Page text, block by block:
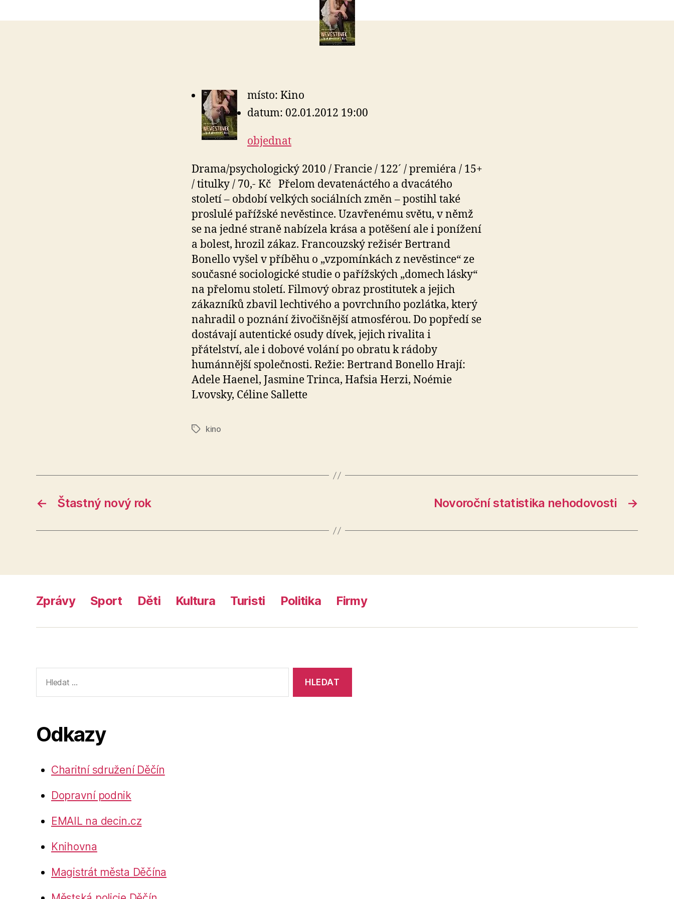
místo: Kino
datum: 02.01.2012 19:00
objednat
Drama/psychologický 2010 / Francie / 122´ / premiéra / 15+
/ titulky / 70,- Kč Přelom devatenáctého a dvacátého
století – období velkých sociálních změn – postihl také
proslulé pařížské nevěstince. Uzavřenému světu, v němž
se na jedné straně nabízela krása a potěšení ale i ponížení
a bolest, hrozil zákaz. Francouzský režisér Bertrand
Bonello vyšel v příběhu o „vzpomínkách z nevěstince“ ze
současné sociologické studie o pařížských „domech lásky“
na přelomu století. Filmový obraz prostitutek a jejich
zákazníků zbavil lechtivého a povrchního pozlátka, který
nahradil o poznání živočišnější atmosférou. Do popředí se
dostávají autentické osudy dívek, jejich rivalita i
přátelství, ale i dobové volání po obratu k rádoby
humánnější společnosti. Režie: Bertrand Bonello Hrají:
Adele Haenel, Jasmine Trinca, Hafsia Herzi, Noémie
Lvovsky, Céline Sallette
Štítkykino
← Štastný nový rok →
Novoroční statistika nehodovosti
Zprávy Sport Děti Kultura Turisti Politika Firmy
vyhledávání:
Odkazy
Charitní sdružení Děčín
Dopravní podnik
EMAIL na decin.cz
Knihovna
Magistrát města Děčína